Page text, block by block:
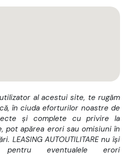
euro tva inclus
de 3400 euro si 60 rate de 230
al acestui site, te rugăm
în ciuda eforturilor noastre de
și complete cu privire la
pot apărea erori sau omisiuni în
LEASING AUTOUTILITARE nu își
pentru eventualele erori